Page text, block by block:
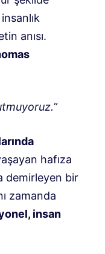
anısı.
hafıza
demirleyen bir
zamanda
insan